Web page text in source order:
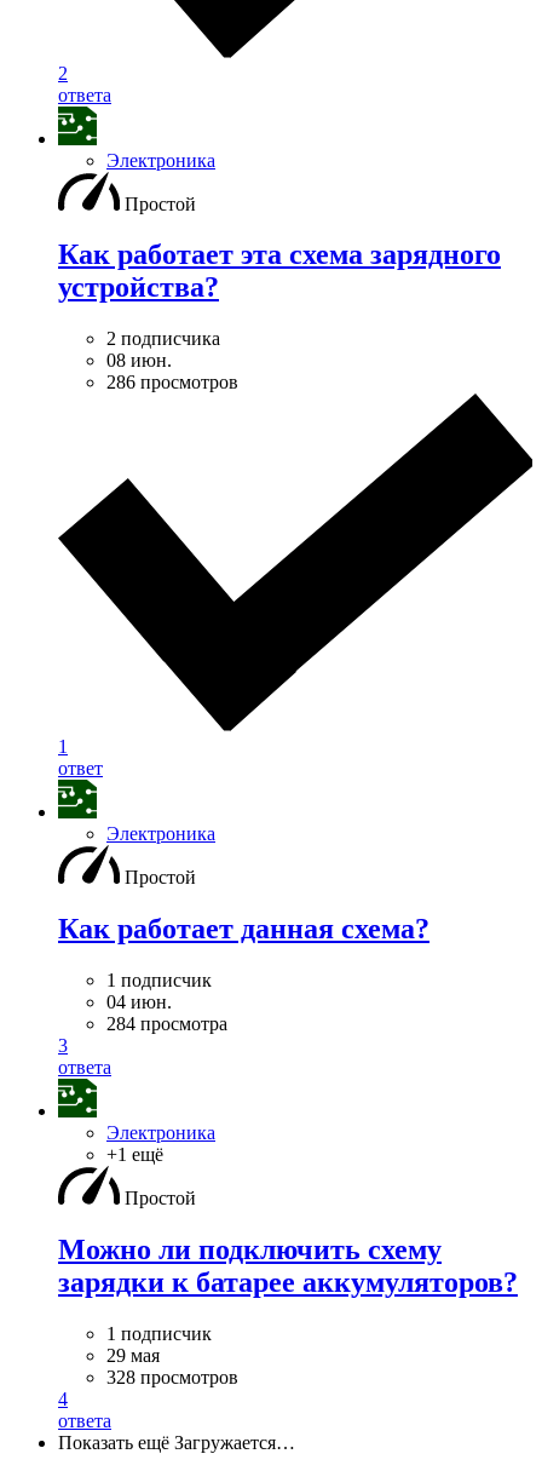
2
ответа
Электроника
Простой
Как работает эта схема зарядного
устройства?
2 подписчика
08 июн.
286 просмотров
1
ответ
Электроника
Простой
Как работает данная схема?
1 подписчик
04 июн.
284 просмотра
3
ответа
Электроника
+1 ещё
Простой
Можно ли подключить схему
зарядки к батарее аккумуляторов?
1 подписчик
29 мая
328 просмотров
4
ответа
Показать ещё Загружается…